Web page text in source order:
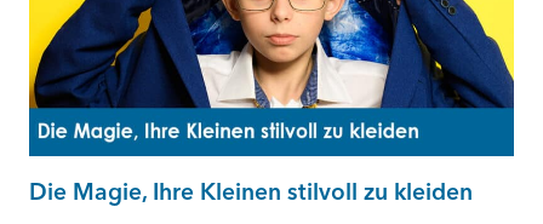
Die Magie, Ihre Kleinen stilvoll zu kleiden